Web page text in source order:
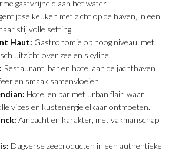
gastvrijheid aan het water.
keuken met zicht op de haven, in een
stijlvolle setting.
Haut: Gastronomie op hoog niveau, met
uitzicht over zee en skyline.
Restaurant, bar en hotel aan de jachthaven
en smaak samenvloeien.
Hotel en bar met urban flair, waar
vibes en kustenergie elkaar ontmoeten.
Ambacht en karakter, met vakmanschap
Dagverse zeeproducten in een authentieke